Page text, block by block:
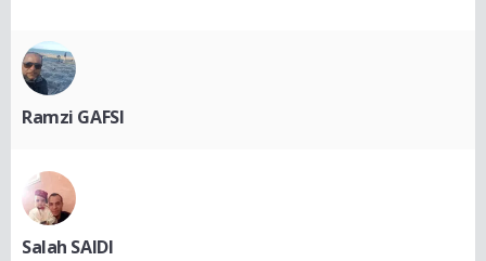
Ramzi GAFSI
Salah SAIDI